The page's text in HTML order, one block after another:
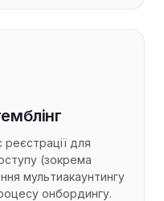
реєстрації для
(зокрема
мультиакаунтингу
онбордингу.